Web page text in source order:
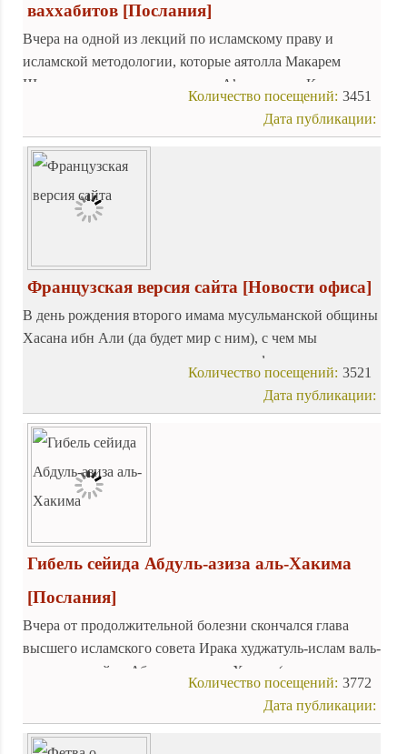
ваххабитов [Послания]
Вчера на одной из лекций по исламскому праву и
исламской методологии, которые аятолла Макарем
Ширази проводит в мечети аль-А’зам города Кума, он
напомнил собравшимся студентам о годовщине
разрушения ваххабитами мединского кладбища
Баки’.
3451
Количество посещений:
Дата публикации:
Французская версия сайта [Новости офиса]
В день рождения второго имама мусульманской общины
Хасана ибн Али (да будет мир с ним), с чем мы
поздравляем всех шиитов, открылась французская
3521
Количество посещений:
Дата публикации:
Гибель сейида Абдуль-азиза аль-Хакима
[Послания]
Вчера от продолжительной болезни скончался глава
высшего исламского совета Ирака худжатуль-ислам валь-
муслимин сейид Абдуль-азиз аль-Хаким (да осветится
3772
Количество посещений:
Дата публикации: